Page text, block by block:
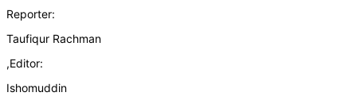
Reporter:
Taufiqur Rachman
,Editor:
Ishomuddin